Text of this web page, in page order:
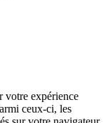
votre expérience
ceux-ci, les